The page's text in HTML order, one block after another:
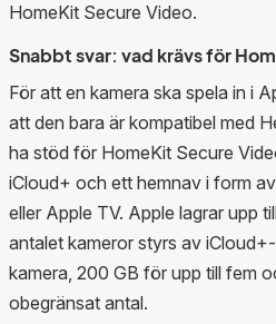
HomeKit Secure Video.
Snabbt svar: vad krävs för
För att en kamera ska spela in i
att den bara är kompatibel med
ha stöd för HomeKit Secure
iCloud+ och ett hemnav i form
eller Apple TV. Apple lagrar upp
antalet kameror styrs av
kamera, 200 GB för upp till fem
obegränsat antal.